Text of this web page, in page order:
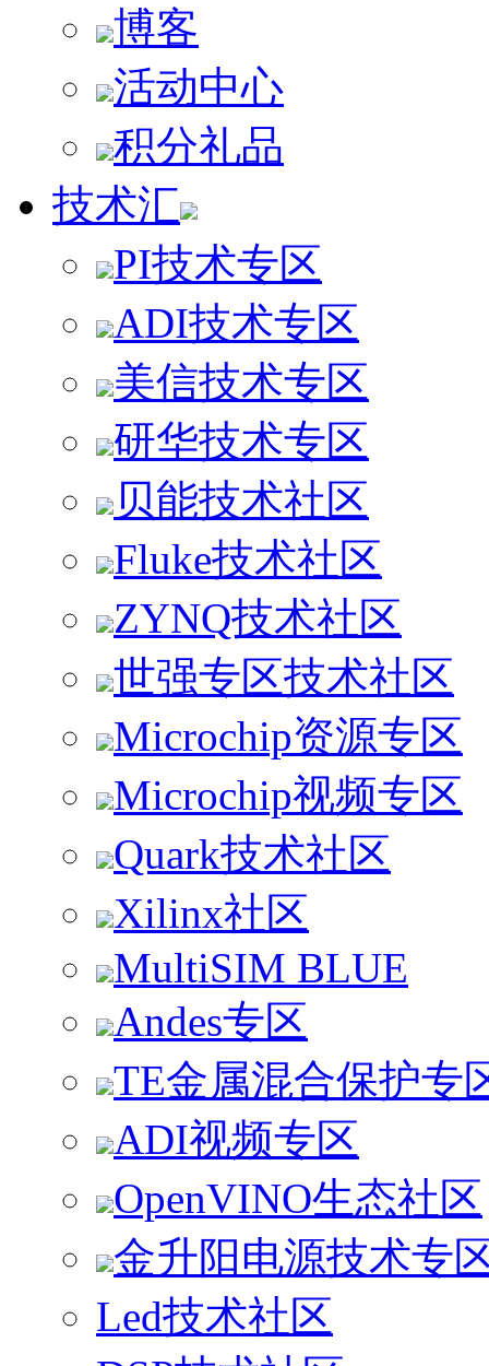
博客
活动中心
积分礼品
技术汇
PI技术专区
ADI技术专区
美信技术专区
研华技术专区
贝能技术社区
Fluke技术社区
ZYNQ技术社区
世强专区技术社区
Microchip资源专区
Microchip视频专区
Quark技术社区
Xilinx社区
MultiSIM BLUE
Andes专区
TE金属混合保护专
ADI视频专区
OpenVINO生态社区
金升阳电源技术专
Led技术社区